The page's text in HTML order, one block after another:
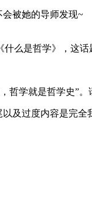
被她的导师发现~
什么是哲学》，这
，哲学就是哲学史”
及过度内容是完全